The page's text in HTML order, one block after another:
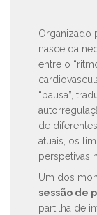
Organizado
nasce da
entre o
“pausa”,
de
atuais, os
perspetivas
Um dos
sessão de
partilha de